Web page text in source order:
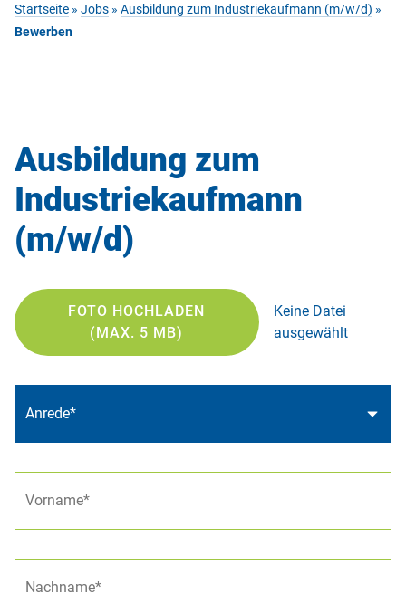
Startseite » Jobs » Ausbildung zum Industriekaufmann (m/w/d) »
Bewerben
Ausbildung zum
Industriekaufmann
(m/w/d)
FOTO HOCHLADEN
(MAX. 5 MB)
Keine Datei
ausgewählt